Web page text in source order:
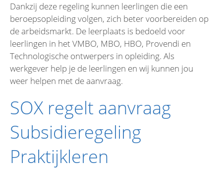
Dankzij deze regeling kunnen leerlingen die een
beroepsopleiding volgen, zich beter voorbereiden op
de arbeidsmarkt. De leerplaats is bedoeld voor
leerlingen in het VMBO, MBO, HBO, Provendi en
Technologische ontwerpers in opleiding. Als
werkgever help je de leerlingen en wij kunnen jou
weer helpen met de aanvraag.
SOX regelt aanvraag
Subsidieregeling
Praktijkleren